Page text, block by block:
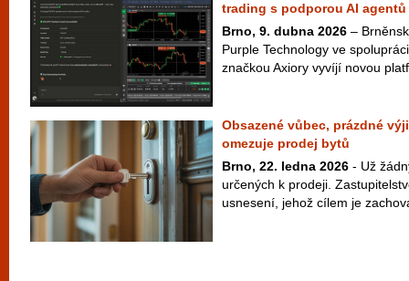
trading s podporou AI agentů
Brno, 9. dubna 2026 –
Purple Technology ve
značkou Axiory vyvíjí novou
Obsazené vůbec, prázdné
omezuje prodej bytů
Brno, 22. ledna 2026 - Už
určených k prodeji.
usnesení, jehož cílem je